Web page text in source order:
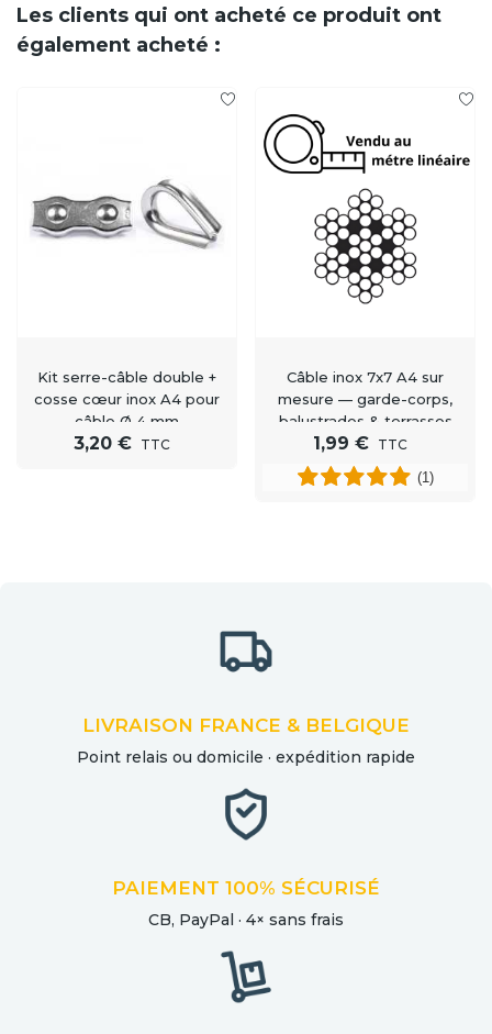
Les clients qui ont acheté ce produit ont
également acheté :
Kit serre-câble double +
cosse cœur inox A4 pour
câble Ø 4 mm
3,20 € TTC
Câble inox 7x7 A4 sur
mesure — garde-corps,
balustrades & terrasses
(Ø4, 5, 6 mm)
1,99 €
TTC
(1)
LIVRAISON FRANCE & BELGIQUE
Point relais ou domicile · expédition rapide
PAIEMENT 100% SÉCURISÉ
CB, PayPal · 4× sans frais